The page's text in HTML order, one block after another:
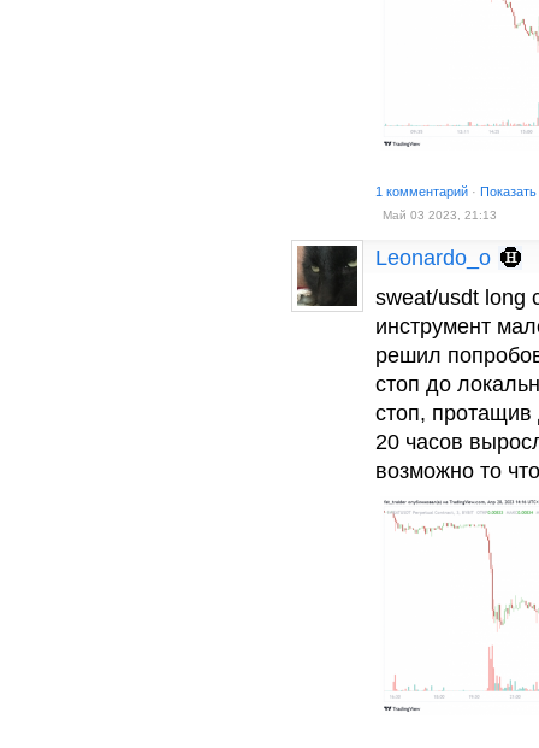
1 комментарий ·
Май 03 2023, 21:13
Leonardo_o
sweat/usdt long
инструмент
решил
стоп до
стоп, протащив
20 часов
возможно то